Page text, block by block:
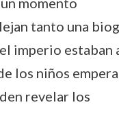
tanto una
imperio estaban
los niños
revelar los